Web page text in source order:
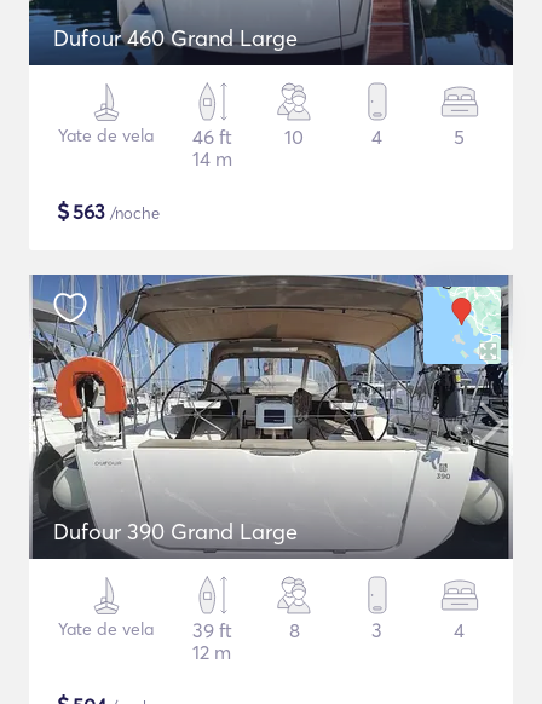
Dufour 460 Grand Large
Yate de vela
46 ft
14 m
10 4 5
$563 /noche
Dufour 390 Grand Large
Yate de vela
39 ft
12 m
8 3 4